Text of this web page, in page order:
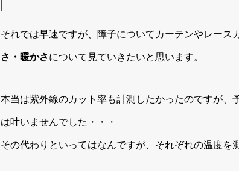
それでは早速ですが、障子についてカーテンやレース
さ・暖かさについて見ていきたいと思います。
本当は紫外線のカット率も計測したかったのですが、
は叶いませんでした・・・
その代わりといってはなんですが、それぞれの温度を